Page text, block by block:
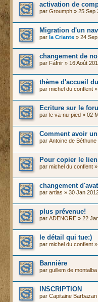
activation de
par Groumph » 25 Sep
Migration d'un
par la Criante » 24
changement de
par Fáfnir » 16 Août
thème d'accueil
par michel du conflent
Ecriture sur le
par le va-nu-pied » 02
Comment avoir
par Antoine de Béthune
Pour copier le
par michel du conflent
changement
par artias » 30 Jan
plus prévenue!
par ADENORE » 22
le détail qui tue:)
par michel du conflent
Bannière
par guillem de montalba
INSCRIPTION
par Capitaine Barbazan